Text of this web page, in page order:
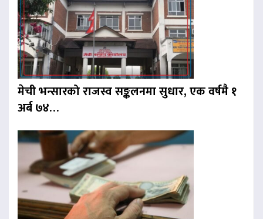
मेची भन्सारको राजस्व सङ्कलनमा सुधार, एक वर्षमै १
अर्ब ७४…